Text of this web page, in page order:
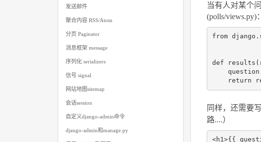
当有人对某个
(polls/views.py)：
from
def results (
question
return
同样，还需要
路....）
<h1>{{
发送邮件
聚合内容 RSS/Atom
分页 Paginator
消息框架 message
序列化 serializers
信号 signal
网站地图sitemap
会话session
自定义django-admin命令
django-admin和manage.py